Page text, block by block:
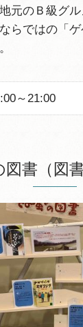
元のＢ級グル
らではの「
～21:00
書（図